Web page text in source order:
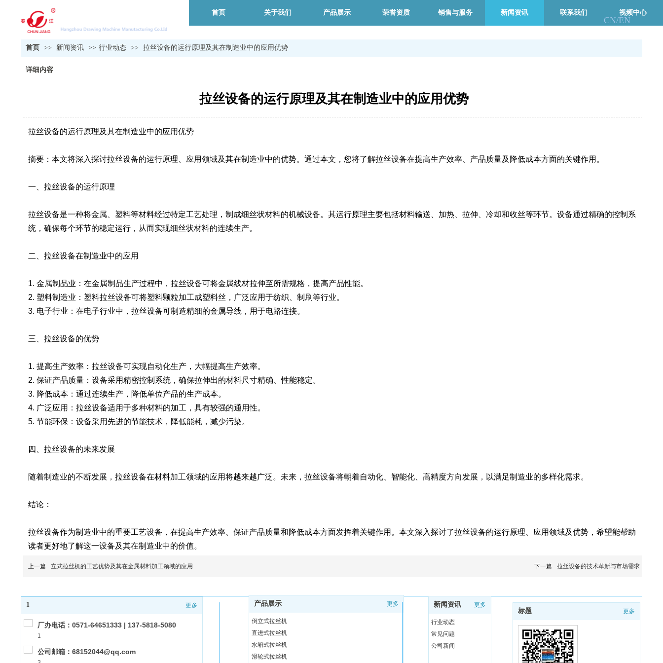
CN/EN
首页 关于我们 产品展示 荣誉资质 销售与服务 新闻资讯 联系我们 视频中心
首页 >> 新闻资讯 >> 行业动态 >> 拉丝设备的运行原理及其在制造业中的应用优势
详细内容
拉丝设备的运行原理及其在制造业中的应用优势
拉丝设备的运行原理及其在制造业中的应用优势
摘要：本文将深入探讨拉丝设备的运行原理、应用领域及其在制造业中的优势。通过本文，您将了解拉丝设备在提高生产效率、产品质量及降低成本方面的关键作用。
一、拉丝设备的运行原理
拉丝设备是一种将金属、塑料等材料经过特定工艺处理，制成细丝状材料的机械设备。其运行原理主要包括材料输送、加热、拉伸、冷却和收丝等环节。设备通过精确的控制系
统，确保每个环节的稳定运行，从而实现细丝状材料的连续生产。
二、拉丝设备在制造业中的应用
1. 金属制品业：在金属制品生产过程中，拉丝设备可将金属线材拉伸至所需规格，提高产品性能。
2. 塑料制造业：塑料拉丝设备可将塑料颗粒加工成塑料丝，广泛应用于纺织、制刷等行业。
3. 电子行业：在电子行业中，拉丝设备可制造精细的金属导线，用于电路连接。
三、拉丝设备的优势
1. 提高生产效率：拉丝设备可实现自动化生产，大幅提高生产效率。
2. 保证产品质量：设备采用精密控制系统，确保拉伸出的材料尺寸精确、性能稳定。
3. 降低成本：通过连续生产，降低单位产品的生产成本。
4. 广泛应用：拉丝设备适用于多种材料的加工，具有较强的通用性。
5. 节能环保：设备采用先进的节能技术，降低能耗，减少污染。
四、拉丝设备的未来发展
随着制造业的不断发展，拉丝设备在材料加工领域的应用将越来越广泛。未来，拉丝设备将朝着自动化、智能化、高精度方向发展，以满足制造业的多样化需求。
结论：
拉丝设备作为制造业中的重要工艺设备，在提高生产效率、保证产品质量和降低成本方面发挥着关键作用。本文深入探讨了拉丝设备的运行原理、应用领域及优势，希望能帮助
读者更好地了解这一设备及其在制造业中的价值。
上一篇 立式拉丝机的工艺优势及其在金属材料加工领域的应用 下一篇 拉丝设备的技术革新与市场需求
1 更多
厂办电话：0571-64651333 | 137-5818-5080
1
公司邮箱：68152044@qq.com
产品展示 更多
倒立式拉丝机
直进式拉丝机
水箱式拉丝机
滑轮式拉丝机
标题 更多
新闻资讯 更多
行业动态
常见问题
公司新闻